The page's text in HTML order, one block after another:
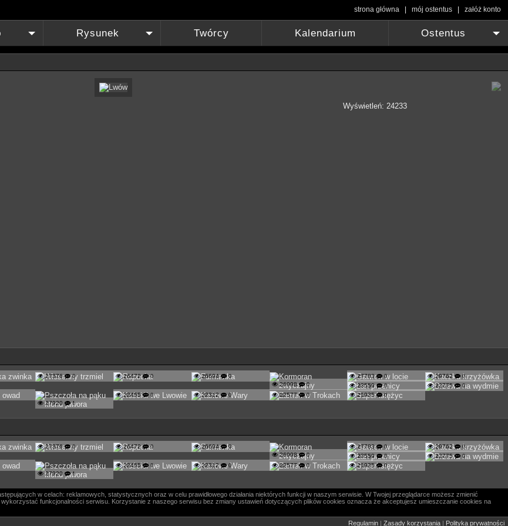
strona główna |mój ostentus |załóż konto
+
+
Rysunek Twórcy
Kalendarium
+
Ostentus
Wyświetleń: 24233
27376 0 26472 0 26694
0
26998
0
27783 0 29762
0
23559
0 22775
0
27920
1
22455 0 22312 0 22577 0 21935 0
27376 0 26472 0 26694
0
26998
0
27783 0 29762
0
23559
0 22775
0
27920
1
22455 0 22312 0 22577 0 21935 0
w celach: reklamowych, statystycznych oraz w celu prawidłowego działania niektórych funkcji w naszym serwisie. W Twojej przeglądarce możesz zmienić
funkcjonalności serwisu. Korzystanie z naszego serwisu bez zmiany ustawień dotyczących plików cookies oznacza że akceptujesz umieszczanie cookies na
Regulamin | Zasady korzystania | Polityka prywatności